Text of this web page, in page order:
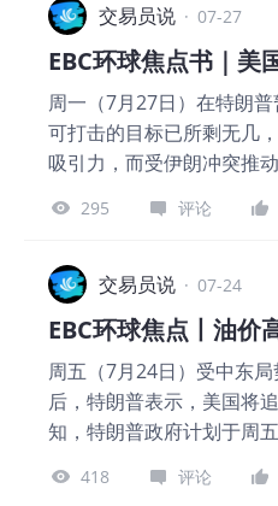
相比三月份的930亿沙特
克的最新出口数据仅仅更
17日波段前高52280即可
射位)就是不容忽视的技
快线下行逼近零轴；RSI
53000、54075 下方支持
– 行业质疑压力仍在，早
缓和的消息提振相对有限
吐盘前涨幅。整体格局来
再次经受空方冲击的考
看4月高点60925至六万点
交易员说 · 07-27
EBC环球焦点书｜美
周一（7月27日）在特朗
可打击的目标已所剩无几
吸引力，而受伊朗冲突推
于过去几天出现反弹，
美银分析师认为金价可能
发正引发一场大规模的人
John Paulson上周表示
表示，白银显现出关键的
因此价格有望重新回升至
得尤为重要。EBC特博（
描、摸清你账户的脉搏，
用，无意作为（也不应被
295 评论
交易员说 · 07-24
EBC环球焦点丨油价
周五（7月24日）受中东
后，特朗普表示，美国将
知，特朗普政府计划于周
税率定在10%至12.5%之
乱贸易流动。 消息人士
418 评论